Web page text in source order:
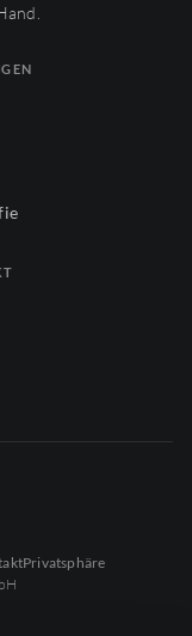
Privatsphäre